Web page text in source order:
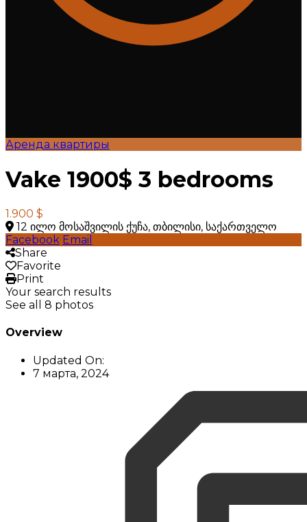
Аренда квартиры
Vake 1900$ 3 bedrooms
1.900 $
12 ილო მოსაშვილის ქუჩა, თბილისი, საქართველო
Facebook Email
Share
Favorite
Print
Your search results
See all 8 photos
Overview
Updated On:
7 марта, 2024